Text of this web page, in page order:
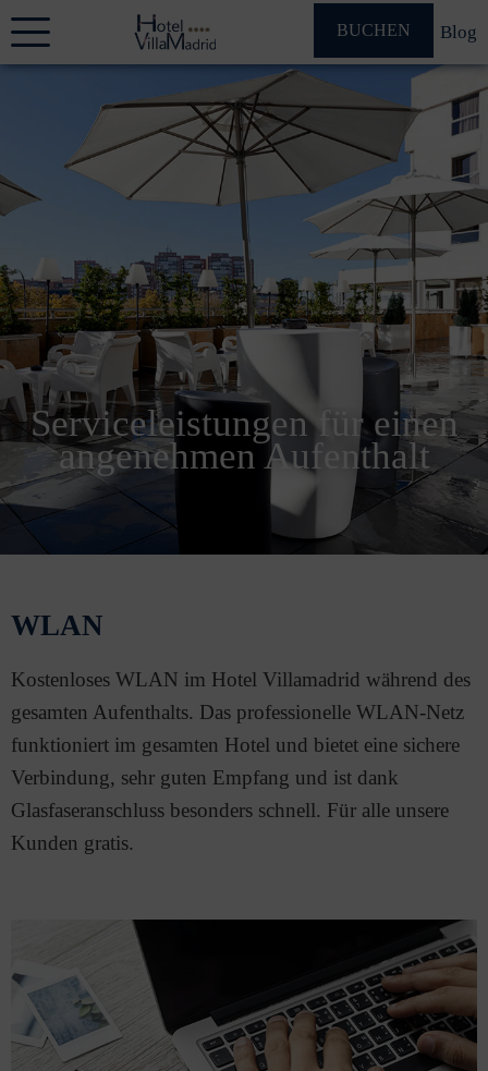
BUCHEN Blog
Serviceleistungen für einen
angenehmen Aufenthalt
WLAN
Kostenloses WLAN im Hotel Villamadrid während des
gesamten Aufenthalts. Das professionelle WLAN-Netz
funktioniert im gesamten Hotel und bietet eine sichere
Verbindung, sehr guten Empfang und ist dank
Glasfaseranschluss besonders schnell. Für alle unsere
Kunden gratis.